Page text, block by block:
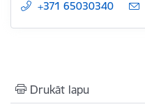
+371 65030340
Drukāt lapu